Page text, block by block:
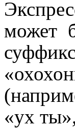
может
«ух